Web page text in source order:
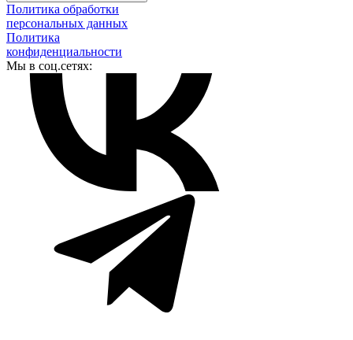
Политика обработки
персональных данных
Политика
конфиденциальности
Мы в соц.сетях: